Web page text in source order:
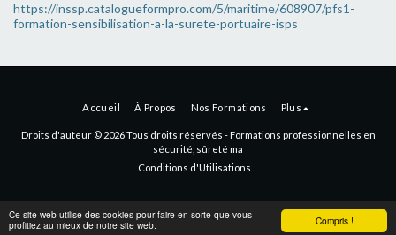
Compris !
Ce site web utilise des cookies pour faire en sorte que vous
profitiez au mieux de notre site web.
https://inssp.catalogueformpro.com/5/maritime/608907/pfs1-
formation-sensibilisation-a-la-surete-portuaire-isps
Accueil À Propos Nos Formations Plus
Droits d'auteur © 2026 Tous droits réservés -Formations professionnelles en
sécurité, sûreté ma
Conditions d'Utilisations